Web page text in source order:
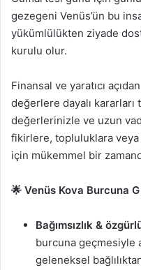
gezegeni Venüs’ün bu
yükümlülükten ziyade
kurulu olur.
Finansal ve yaratıcı
değerlere dayalı
değerlerinizle ve uzun
fikirlere, topluluklara veya
için mükemmel bir
🌟 Venüs Kova Burcuna
Bağımsızlık &
burcuna geçmesiyle
geleneksel